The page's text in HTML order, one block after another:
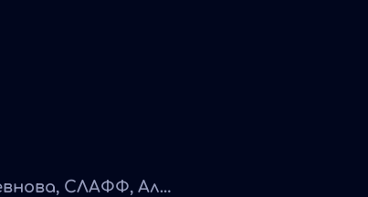
ПАЛИНА, РОМКА.КО, Арина Захлевнова, СЛАФФ, Алиас Авидзба, В. Самойлов. Плёнка